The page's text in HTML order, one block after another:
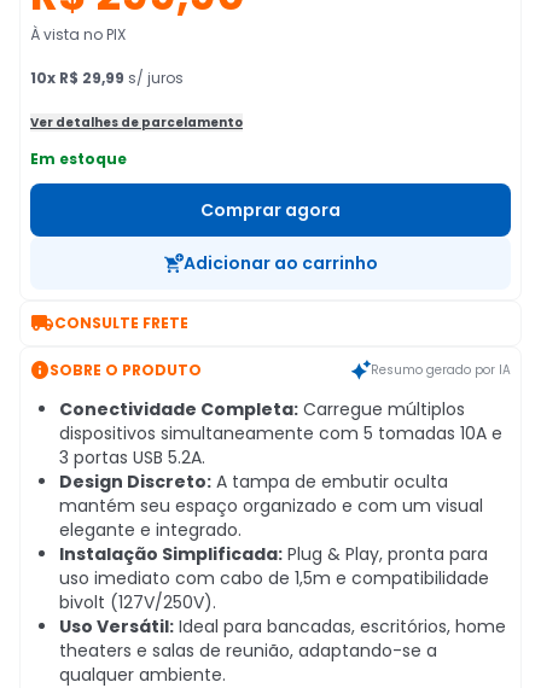
À vista no PIX
10x R$ 29,99 s/ juros
Ver detalhes de parcelamento
Em estoque
Comprar agora
Adicionar ao carrinho
CONSULTE FRETE
SOBRE O PRODUTO Resumo gerado por IA
Conectividade Completa: Carregue múltiplos
dispositivos simultaneamente com 5 tomadas 10A e
3 portas USB 5.2A.
Design Discreto: A tampa de embutir oculta
mantém seu espaço organizado e com um visual
elegante e integrado.
Instalação Simplificada: Plug & Play, pronta para
uso imediato com cabo de 1,5m e compatibilidade
bivolt (127V/250V).
Uso Versátil: Ideal para bancadas, escritórios, home
theaters e salas de reunião, adaptando-se a
qualquer ambiente.